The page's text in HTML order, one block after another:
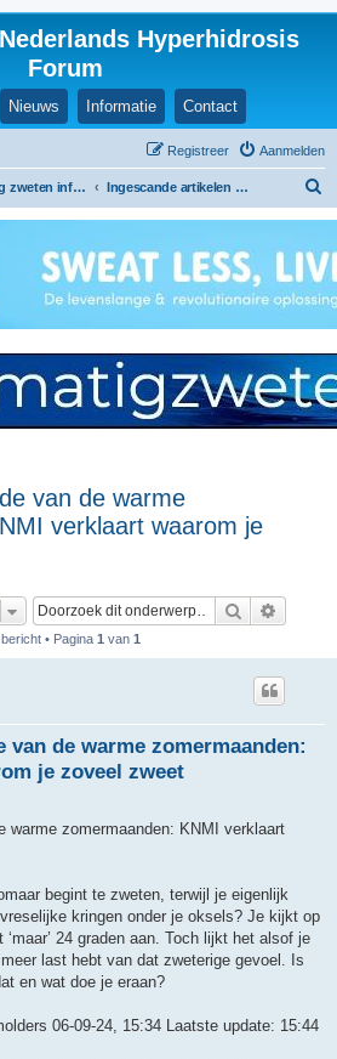
Hyperhidrosis
Forum
Nieuws Informatie Contact
Aanmelden
Registreer
Overmatig zweten informatie en ervaringen Ingescande artikelen en nieuwsberichten
k
van de warme
verklaart waarom je
Zoek
bericht • Pagina 1 van 1
van de warme zomermaanden:
je zoveel zweet
warme zomermaanden: KNMI verklaart
begint te zweten, terwijl je eigenlijk
kringen onder je oksels? Je kijkt op
24 graden aan. Toch lijkt het alsof je
last hebt van dat zweterige gevoel. Is
en wat doe je eraan?
06-09-24, 15:34 Laatste update: 15:44